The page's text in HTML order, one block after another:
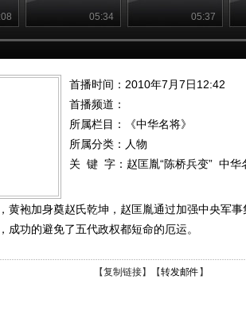
05:34 05:37
首播时间：2010年7月7日12:42
首播频道：
所属栏目：
《中华名将》
所属分类：人物
关 键 字： 赵匡胤“陈桥兵变” 中华
黄袍加身奠赵氏乾坤，赵匡胤通过加强中央军
成功的避免了五代政权都短命的厄运。
【复制链接】【转发邮件 】